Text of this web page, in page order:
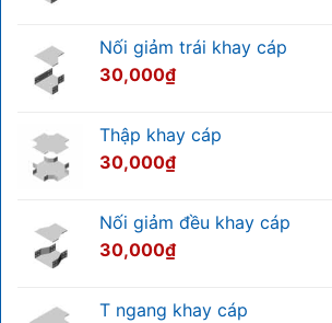
kiến
bạn
Nối giảm trái khay cáp
30,000₫
Thập khay cáp
30,000₫
Nối giảm đều khay cáp
30,000₫
T ngang khay cáp